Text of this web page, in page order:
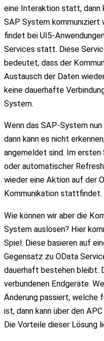
eine Interaktion statt, dann
SAP System kommuniziert
findet bei UI5-
Services statt. Diese
bedeutet, dass der
Austausch der Daten
keine dauerhafte
System.
Wenn das SAP-System
dann kann es nicht
angemeldet sind. Im ersten
oder automatischer
wieder eine Aktion auf der
Kommunikation stattfindet.
Wie können wir aber die
System auslösen? Hier
Spiel. Diese basieren auf
Gegensatz zu OData
dauerhaft bestehen bleibt.
verbundenen Endgeräte.
Änderung passiert, welche
ist, dann kann über den
Die Vorteile dieser Lösung